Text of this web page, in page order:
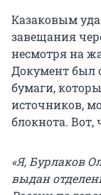
Казаковым
завещания
несмотря на
Документ был
бумаги,
источников,
блокнота. Вот,
«Я, Бурлаков
выдан